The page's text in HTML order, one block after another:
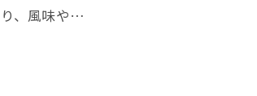
り、風味や…